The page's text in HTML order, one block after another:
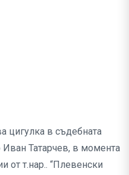
цигулка в съдебната
Иван Татарчев, в момента
от т.нар.. “Плевенски